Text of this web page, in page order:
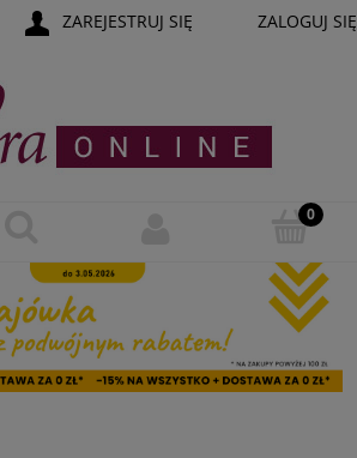
ZAREJESTRUJ SIĘ ZALOGUJ SIĘ